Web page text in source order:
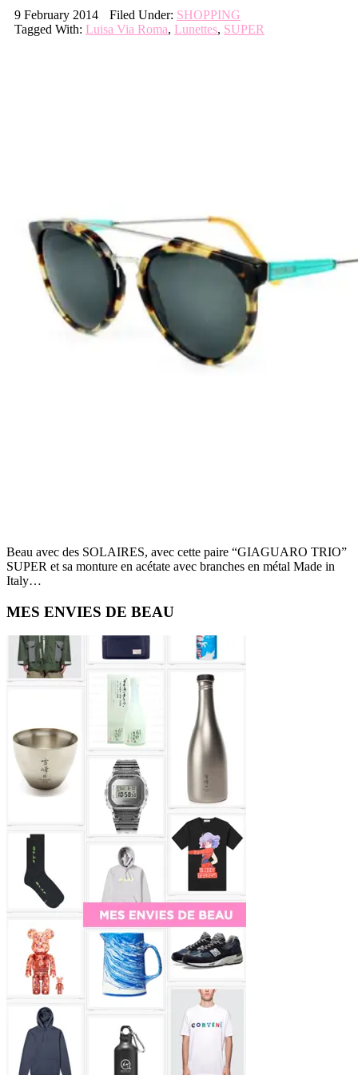
9 February 2014 Filed Under: SHOPPING
Tagged With: Luisa Via Roma, Lunettes, SUPER
Beau avec des SOLAIRES, avec cette paire “GIAGUARO TRIO”
SUPER et sa monture en acétate avec branches en métal Made in
Italy…
Primary
Sidebar
MES ENVIES DE BEAU